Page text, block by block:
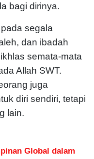
bagi dirinya.
segala
dan ibadah
semata-mata
Allah SWT.
juga
diri sendiri, tetapi
lain.
Global dalam